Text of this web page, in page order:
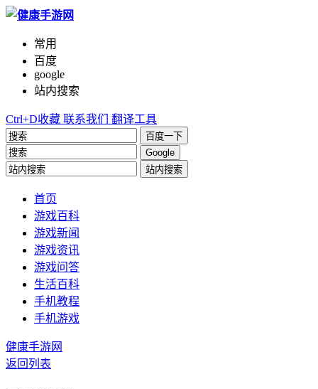
常用
百度
google
站内搜索
Ctrl+D收藏 联系我们 翻译工具
百度一下
Google
站内搜索
首页
游戏百科
游戏新闻
游戏资讯
游戏问答
生活百科
手机教程
手机游戏
健康手游网
返回列表